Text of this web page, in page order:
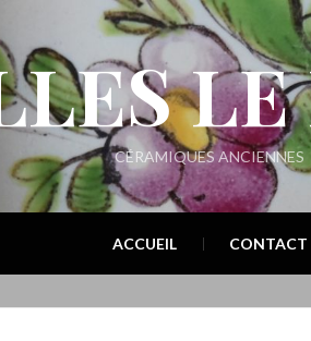
CÉRAMIQUES ANCIENNES
ACCUEIL CONTACT